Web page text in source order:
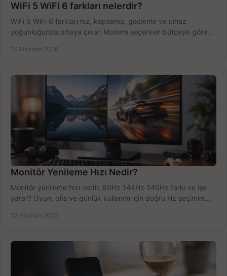
WiFi 5 WiFi 6 farkları nelerdir?
WiFi 5 WiFi 6 farkları hız, kapsama, gecikme ve cihaz
yoğunluğunda ortaya çıkar. Modem seçerken bütçeye göre
24 Haziran 2026
Monitör Yenileme Hızı Nedir?
Monitör yenileme hızı nedir, 60Hz 144Hz 240Hz farkı ne işe
yarar? Oyun, ofis ve günlük kullanım için doğru Hz seçimini
22 Haziran 2026